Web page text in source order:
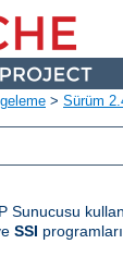
> Sürüm
Sunucusu
SSI